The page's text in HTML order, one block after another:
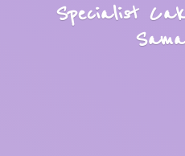
Specialist